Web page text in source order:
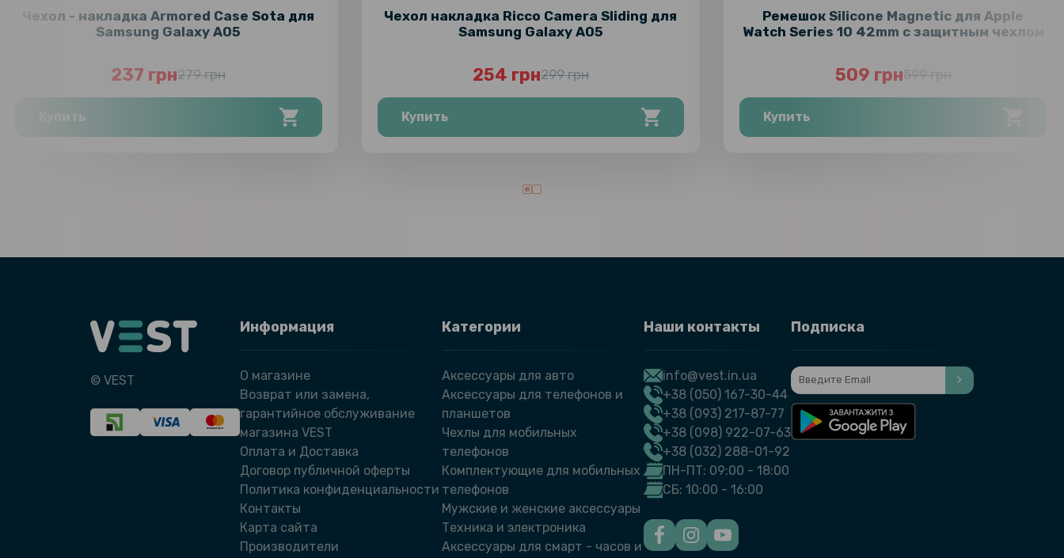
Чехол - накладка Armored Case Sota для
Samsung Galaxy A05
237 грн279 грн
Купить
Чехол накладка Ricco Camera Sliding для
Samsung Galaxy A05
254 грн299 грн
Купить
Ремешок Silicone Magnetic для Apple
Watch Series 10 42mm с защитным чехлом
509 грн599 грн
Купить
© VEST
Информация
О магазине
Возврат или замена,
гарантийное обслуживание
магазина VEST
Оплата и Доставка
Договор публичной оферты
Политика конфиденциальности
Контакты
Карта сайта
Производители
Категории
Аксессуары для авто
Аксессуары для телефонов и
планшетов
Чехлы для мобильных
телефонов
Комплектующие для мобильных
телефонов
Мужские и женские аксессуары
Техника и электроника
Аксессуары для смарт - часов и
Наши контакты
info@vest.in.ua
+38 (050) 167-30-44
+38 (093) 217-87-77
+38 (098) 922-07-63
+38 (032) 288-01-92
ПН-ПТ: 09:00 - 18:00
СБ: 10:00 - 16:00
Подписка